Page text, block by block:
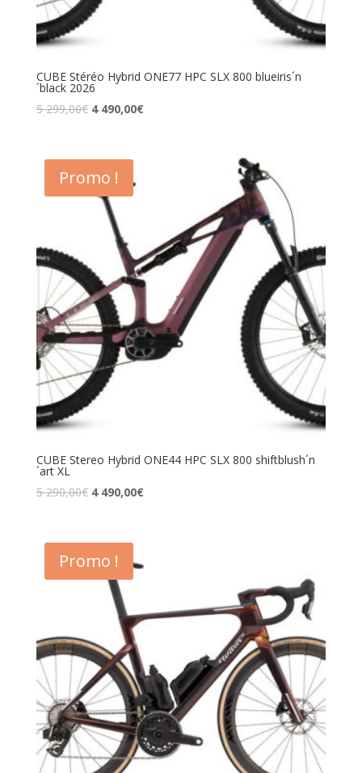
CUBE Stéréo Hybrid ONE77 HPC SLX 800 blueiris´n
´black 2026
5 299,00€ 4 490,00€
Promo !
CUBE Stereo Hybrid ONE44 HPC SLX 800 shiftblush´n
´art XL
5 290,00€ 4 490,00€
Promo !